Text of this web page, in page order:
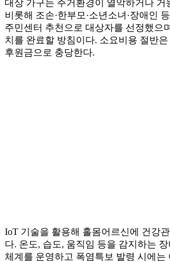
대상 가구는 주거환경이 열악하거나 거
비롯해 조손·한부모·소년소녀·장애인
주민센터 추천으로 대상자를 선정했으
치를 완료할 방침이다. 소요비용 절반은
후원금으로 충당한다.
IoT 기술을 활용해 홀몸어르신에 건강
다. 온도, 습도, 움직임 등을 감지하는
체계를 운영하고 폭염특보 발령 시에는